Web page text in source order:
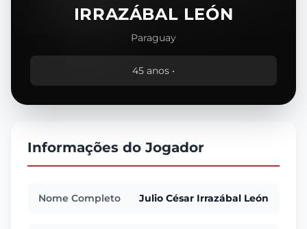
IRRAZÁBAL LEÓN
Paraguay
45 anos •
Informações do Jogador
Nome Completo Julio César Irrazábal León